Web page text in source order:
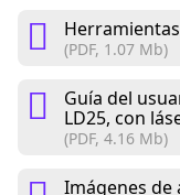
(PDF, 1.07 Mb)
Guía del
LD25, con
(PDF, 4.16 Mb)
Imágenes de